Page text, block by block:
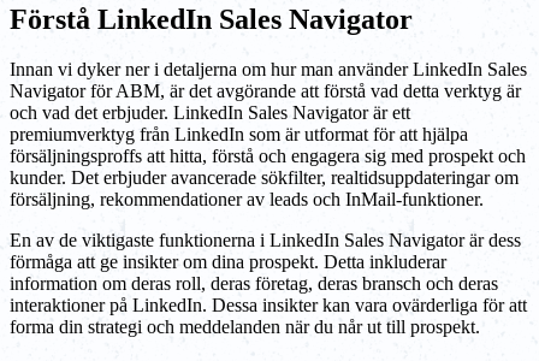
Förstå LinkedIn Sales Navigator
Innan vi dyker ner i detaljerna om hur man använder LinkedIn Sales
Navigator för ABM, är det avgörande att förstå vad detta verktyg är
och vad det erbjuder. LinkedIn Sales Navigator är ett
premiumverktyg från LinkedIn som är utformat för att hjälpa
försäljningsproffs att hitta, förstå och engagera sig med prospekt och
kunder. Det erbjuder avancerade sökfilter, realtidsuppdateringar om
försäljning, rekommendationer av leads och InMail-funktioner.
En av de viktigaste funktionerna i LinkedIn Sales Navigator är dess
förmåga att ge insikter om dina prospekt. Detta inkluderar
information om deras roll, deras företag, deras bransch och deras
interaktioner på LinkedIn. Dessa insikter kan vara ovärderliga för att
forma din strategi och meddelanden när du når ut till prospekt.